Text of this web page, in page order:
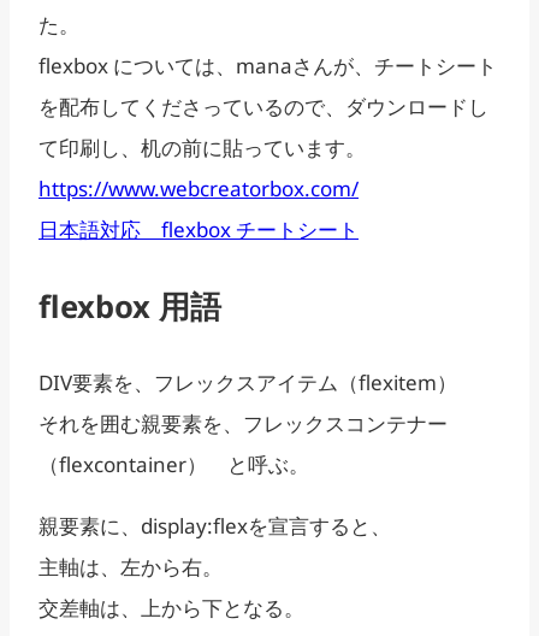
た。
flexbox については、manaさんが、チートシート
を配布してくださっているので、ダウンロードし
て印刷し、机の前に貼っています。
https://www.webcreatorbox.com/
日本語対応 flexbox チートシート
flexbox 用語
DIV要素を、フレックスアイテム（flexitem）
それを囲む親要素を、フレックスコンテナー
（flexcontainer） と呼ぶ。
親要素に、display:flexを宣言すると、
主軸は、左から右。
交差軸は、上から下となる。